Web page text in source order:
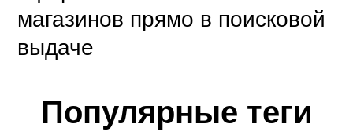
магазинов прямо в поисковой
выдаче
Популярные теги